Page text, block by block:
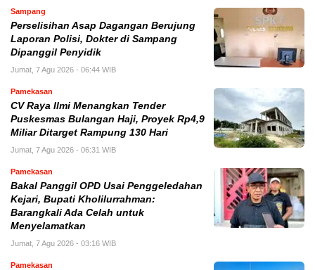
Sampang
Perselisihan Asap Dagangan Berujung
Laporan Polisi, Dokter di Sampang
Dipanggil Penyidik
Jumat, 7 Agu 2026 - 06:44 WIB
Pamekasan
CV Raya Ilmi Menangkan Tender
Puskesmas Bulangan Haji, Proyek Rp4,9
Miliar Ditarget Rampung 130 Hari
Jumat, 7 Agu 2026 - 06:31 WIB
Pamekasan
Bakal Panggil OPD Usai Penggeledahan
Kejari, Bupati Kholilurrahman:
Barangkali Ada Celah untuk
Menyelamatkan
Jumat, 7 Agu 2026 - 03:16 WIB
Pamekasan